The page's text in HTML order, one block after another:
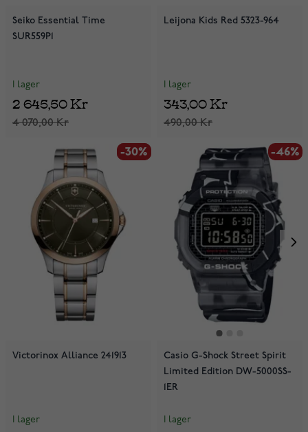
Seiko Essential Time
SUR559P1
I lager
4 070,00 Kr
2 645,50 Kr
Leijona Kids Red 5323-964
I lager
490,00 Kr
343,00 Kr
-30%
-30%
Victorinox Alliance 241913
I lager
-46%
Casio G-Shock Street Spirit
Limited Edition DW-5000SS-
1ER
I lager